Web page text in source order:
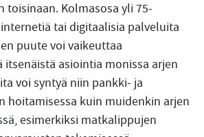
toisinaan. Kolmasosa yli 75-
tai digitaalisia palveluita
puute voi vaikeuttaa
itsenäistä asiointia monissa arjen
voi syntyä niin pankki- ja
hoitamisessa kuin muidenkin arjen
esimerkiksi matkalippujen